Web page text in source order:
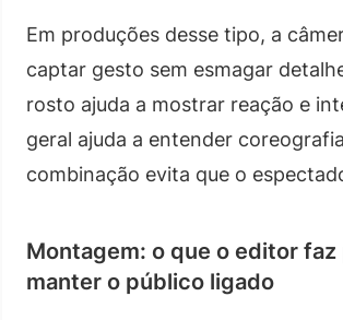
Em produções desse tipo, a
captar gesto sem esmagar
rosto ajuda a mostrar reação e
geral ajuda a entender
combinação evita que o
Montagem: o que o editor faz
manter o público ligado